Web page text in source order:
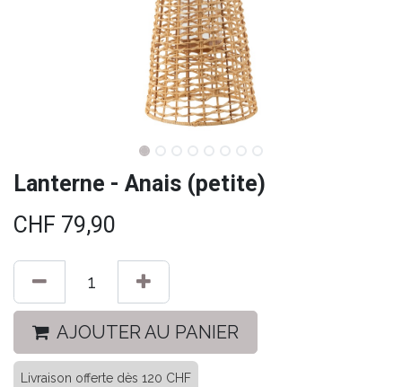
Lanterne - Anais (petite)
CHF 79,90
AJOUTER AU PANIER
Livraison offerte dès 120 CHF